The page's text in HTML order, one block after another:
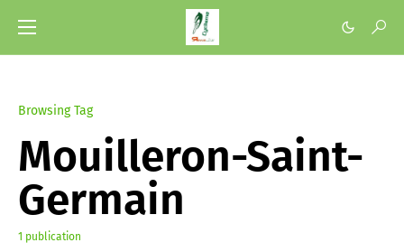
Browsing Tag
Mouilleron-Saint-
Germain
1 publication